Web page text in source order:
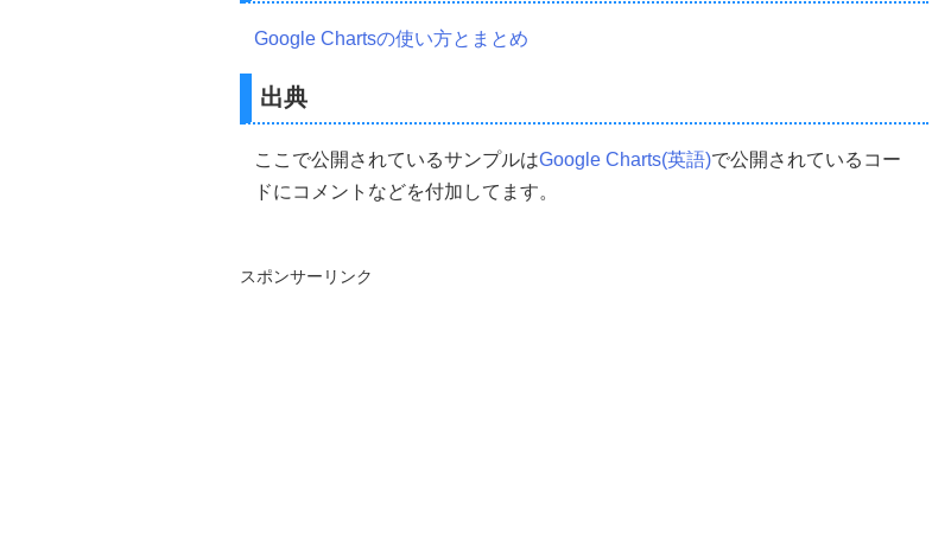
Google Chartsの使い方とまとめ
出典
ここで公開されているサンプルはGoogle Charts(英語)で公開されているコー
ドにコメントなどを付加してます。
スポンサーリンク